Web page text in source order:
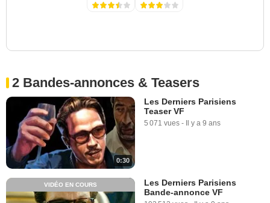
2 Bandes-annonces & Teasers
0:30
Les Derniers Parisiens
Teaser VF
5 071 vues - Il y a 9 ans
VIDÉO EN COURS
Les Derniers Parisiens
Bande-annonce VF